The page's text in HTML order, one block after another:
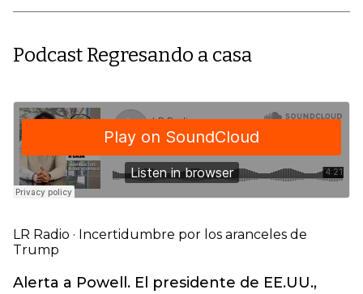
Podcast Regresando a casa
LR Radio · Incertidumbre por los aranceles de
Trump
Alerta a Powell. El presidente de EE.UU.,